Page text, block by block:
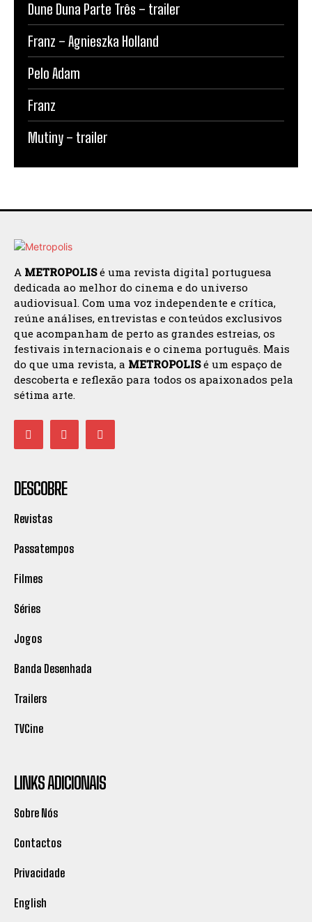
Dune Duna Parte Três – trailer
Franz – Agnieszka Holland
Pelo Adam
Franz
Mutiny – trailer
A METROPOLISé uma revista digital portuguesa
dedicada ao melhor do cinema e do universo
audiovisual. Com uma voz independente e crítica,
reúne análises, entrevistas e conteúdos exclusivos
que acompanham de perto as grandes estreias, os
festivais internacionais e o cinema português. Mais
do que uma revista, a METROPOLISé um espaço de
descoberta e reflexão para todos os apaixonados pela
sétima arte.
DESCOBRE
Revistas
Passatempos
Filmes
Séries
Jogos
Banda Desenhada
Trailers
TVCine
LINKS ADICIONAIS
Sobre Nós
Contactos
Privacidade
English